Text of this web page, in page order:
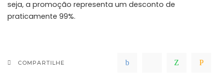
seja, a promoção representa um desconto de
praticamente 99%.
COMPARTILHE